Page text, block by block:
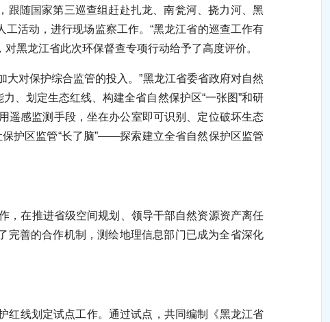
随国家第三巡查组赶赴扎龙、南瓮河、挠力河、黑
活动，进行现场监察工作。“黑龙江省的巡查工作有
黑龙江省此次环保督查专项行动给予了高度评价。
对保护综合监管的投入。”黑龙江省委省政府对自然
、划定生态红线、构建全省自然保护区“一张图”和研
遥感监测手段，坐在办公室即可识别、定位破坏生态
护区监管“长了脑”——探索建立全省自然保护区监管
在推进省级空间规划、领导干部自然资源资产离任
完善的合作机制，测绘地理信息部门已成为全省深化
线划定试点工作。通过试点，共同编制《黑龙江省